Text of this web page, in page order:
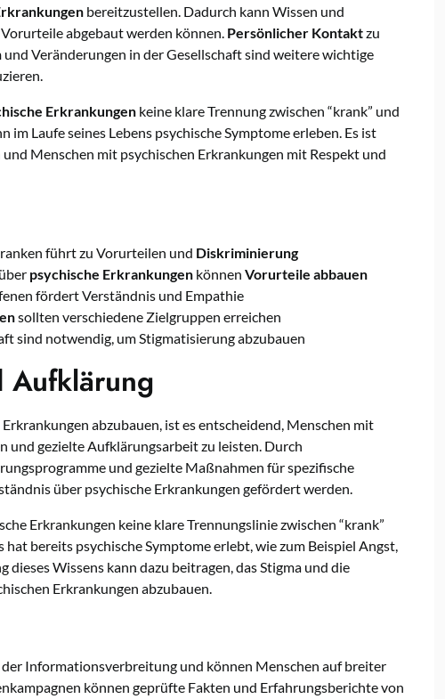
bereitzustellen. Dadurch kann Wissen und
abgebaut werden können. Persönlicher Kontaktzu
und Veränderungen in der Gesellschaft sind weitere wichtige
Erkrankungen keine klare Trennung zwischen “krank” und
im Laufe seines Lebens psychische Symptome erleben. Es ist
Menschen mit psychischen Erkrankungen mit Respekt und
führt zu Vorurteilen und Diskriminierung
über psychische Erkrankungen können Vorurteile abbauen
fördert Verständnis und Empathie
sollten verschiedene Zielgruppen erreichen
sind notwendig, um Stigmatisierung abzubauen
Aufklärung
abzubauen, ist es entscheidend, Menschen mit
und gezielte Aufklärungsarbeit zu leisten. Durch
und gezielte Maßnahmen für spezifische
über psychische Erkrankungen gefördert werden.
Erkrankungen keine klare Trennungslinie zwischen “krank”
hat bereits psychische Symptome erlebt, wie zum Beispiel Angst,
Wissens kann dazu beitragen, das Stigma und die
Erkrankungen abzubauen.
Informationsverbreitung und können Menschen auf breiter
können geprüfte Fakten und Erfahrungsberichte von